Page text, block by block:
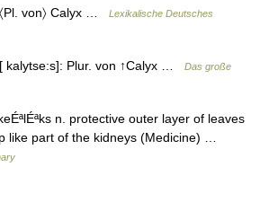
von〉 Calyx …
Lexikalische Deutsches
kalytse:s]: Plur. von ↑Calyx …
Das große
n. protective outer layer of leaves
like part of the kidneys (Medicine) …